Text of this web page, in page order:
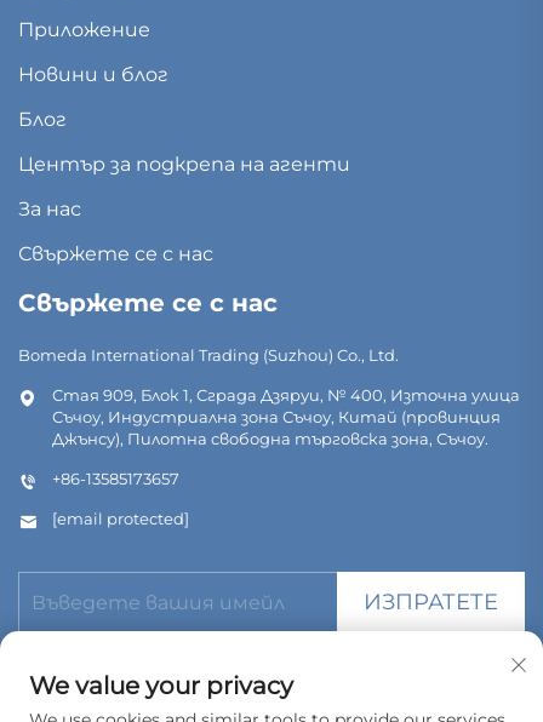
Приложение
Новини и блог
Блог
Център за подкрепа на агенти
За нас
Свържете се с нас
Свържете се с нас
Bomeda International Trading (Suzhou) Co., Ltd.
Стая 909, Блок 1, Сграда Дзяруи, № 400, Източна улица
Съчоу, Индустриална зона Съчоу, Китай (провинция
Джънсу), Пилотна свободна търговска зона, Съчоу.
+86-13585173657
[email protected]
ИЗПРАТЕТЕ
We value your privacy